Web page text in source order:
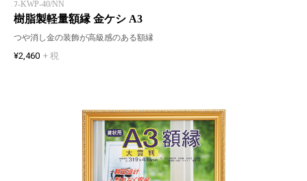
ﾌ-KWP-40/NN
樹脂製軽量額縁 金ケシ A3
つや消し金の装飾が高級感のある額縁
¥2,460 + 税